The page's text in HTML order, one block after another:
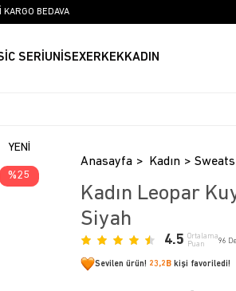
BEDAVA
SERİ UNİSEXERKEKKADIN
YENI
ÜRÜN
25
Anasayfa Kadın
Kadın Leopar
Siyah
4.5 Ortalama
Puan
96
Sevilen ürün! 23,2Bkişi favoriledi!